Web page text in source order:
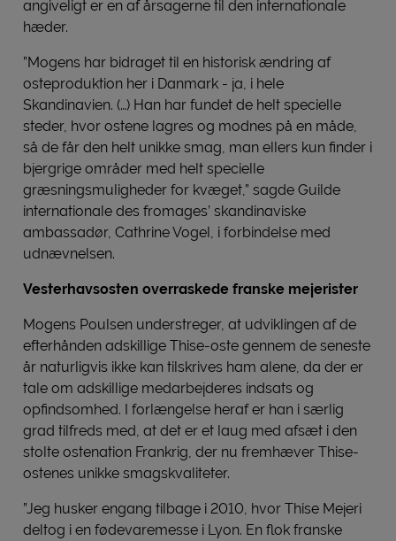
angiveligt er en af årsagerne til den internationale
hæder.
”Mogens har bidraget til en historisk ændring af
osteproduktion her i Danmark - ja, i hele
Skandinavien. (…) Han har fundet de helt specielle
steder, hvor ostene lagres og modnes på en måde,
så de får den helt unikke smag, man ellers kun finder i
bjergrige områder med helt specielle
græsningsmuligheder for kvæget,” sagde Guilde
internationale des fromages’ skandinaviske
ambassadør, Cathrine Vogel, i forbindelse med
udnævnelsen.
Vesterhavsosten overraskede franske mejerister
Mogens Poulsen understreger, at udviklingen af de
efterhånden adskillige Thise-oste gennem de seneste
år naturligvis ikke kan tilskrives ham alene, da der er
tale om adskillige medarbejderes indsats og
opfindsomhed. I forlængelse heraf er han i særlig
grad tilfreds med, at det er et laug med afsæt i den
stolte ostenation Frankrig, der nu fremhæver Thise-
ostenes unikke smagskvaliteter.
”Jeg husker engang tilbage i 2010, hvor Thise Mejeri
deltog i en fødevaremesse i Lyon. En flok franske